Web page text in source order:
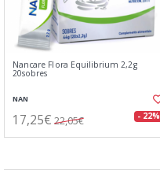
Nancare Flora Equilibrium 2,2g
20sobres
NAN
17,25€ 22,05€ - 22%